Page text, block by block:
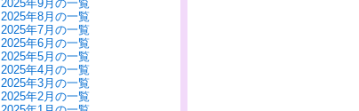
2025年9月の一覧
2025年8月の一覧
2025年7月の一覧
2025年6月の一覧
2025年5月の一覧
2025年4月の一覧
2025年3月の一覧
2025年2月の一覧